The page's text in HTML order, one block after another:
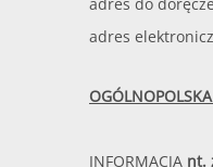
adres
INFORMACJA nt.